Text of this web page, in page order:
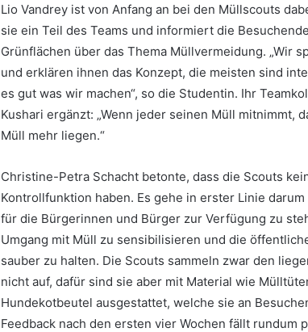
Lio Vandrey ist von Anfang an bei den Müllscouts
sie ein Teil des Teams und informiert die
Grünflächen über das Thema Müllvermeidung. „Wir
und erklären ihnen das Konzept, die meisten sind
es gut was wir machen“, so die Studentin. Ihr
Kushari ergänzt: „Wenn jeder seinen Müll mitnimmt,
Müll mehr liegen.“
Christine-Petra Schacht betonte, dass die Scouts
Kontrollfunktion haben. Es gehe in erster Linie
für die Bürgerinnen und Bürger zur Verfügung zu
Umgang mit Müll zu sensibilisieren und die
sauber zu halten. Die Scouts sammeln zwar den
nicht auf, dafür sind sie aber mit Material wie
Hundekotbeutel ausgestattet, welche sie an
Feedback nach den ersten vier Wochen fällt rundum